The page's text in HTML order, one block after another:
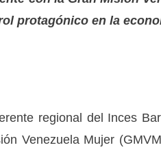
protagónico en la
regional del Inces
Venezuela Mujer